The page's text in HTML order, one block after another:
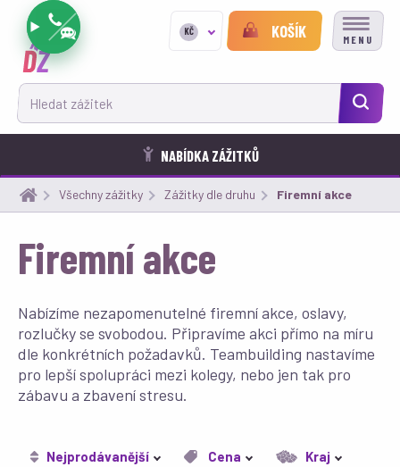
KČ KOŠÍK MENU
Hledat zážitek
NABÍDKA ZÁŽITKŮ
Všechny zážitky Zážitky dle druhu Aktuální:
Firemní akce
Firemní akce
Nabízíme nezapomenutelné firemní akce, oslavy,
rozlučky se svobodou. Připravíme akci přímo na míru
dle konkrétních požadavků. Teambuilding nastavíme
pro lepší spolupráci mezi kolegy, nebo jen tak pro
zábavu a zbavení stresu.
Nejprodávanější Cena Kraj